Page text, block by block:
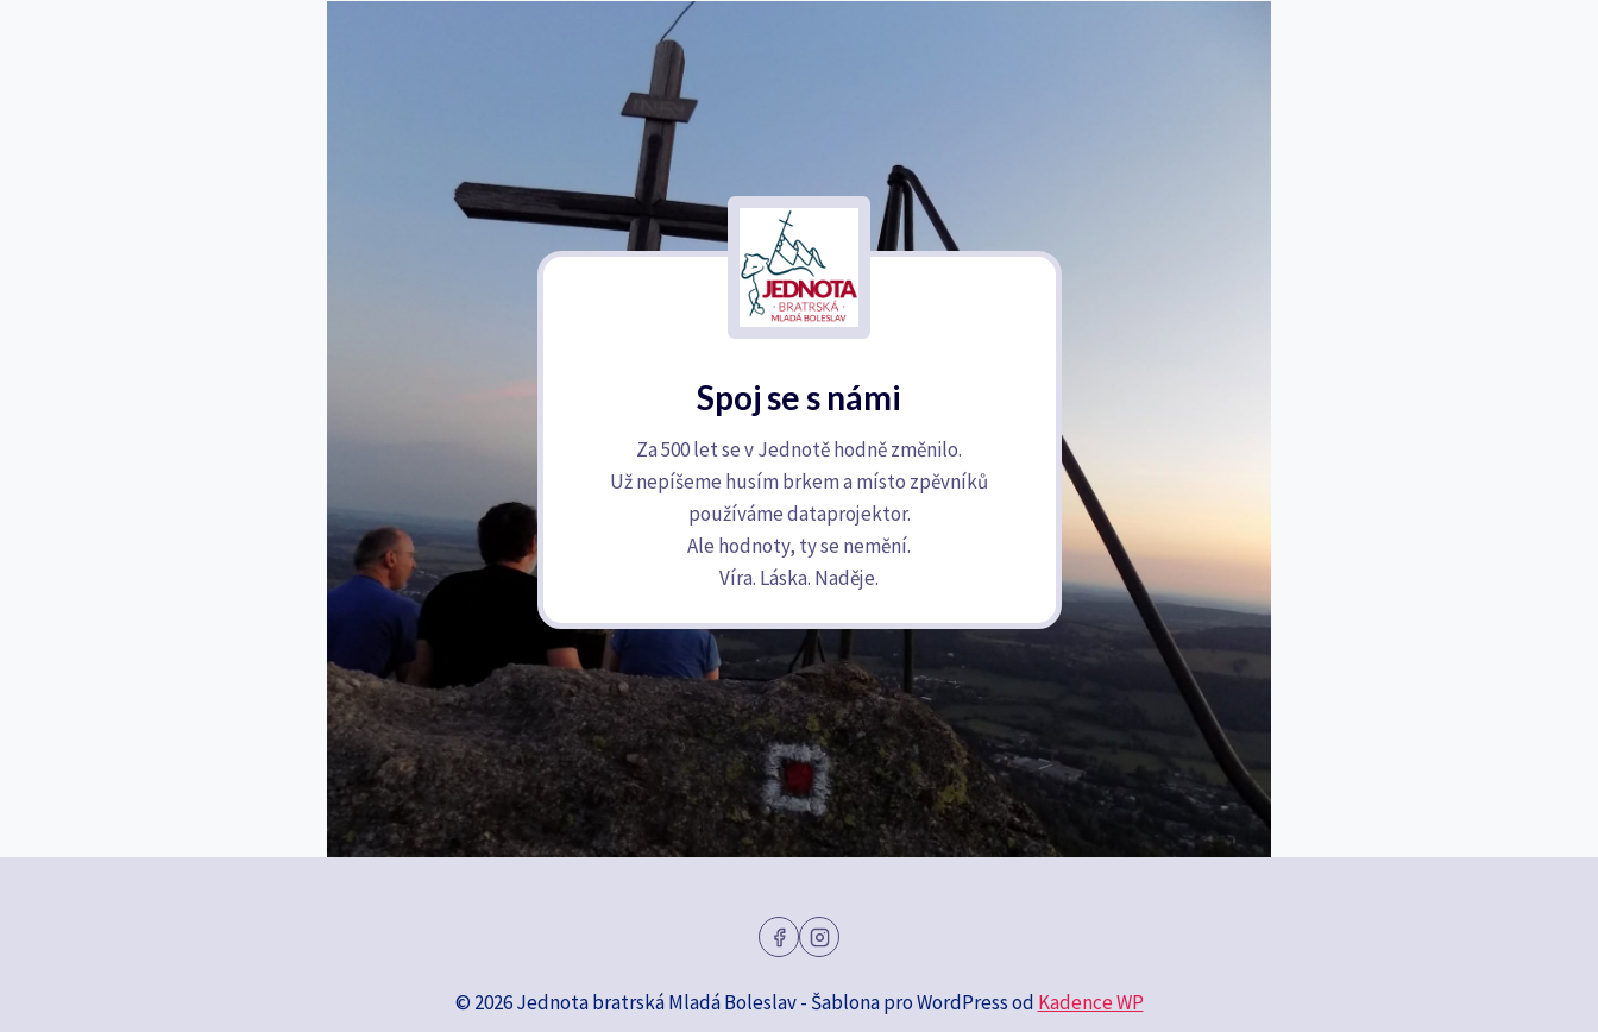
Spoj se s námi
Za 500 let se v Jednotě hodně změnilo.
Už nepíšeme husím brkem a místo zpěvníků
používáme dataprojektor.
Ale hodnoty, ty se nemění.
Víra. Láska. Naděje.
© 2026 Jednota bratrská Mladá Boleslav - Šablona pro WordPress od Kadence WP